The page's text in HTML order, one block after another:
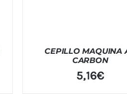
CEPILLO MAQUINA
CARBON
5,16€